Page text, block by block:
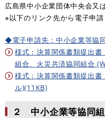
広島県中小企業団体中央会又
※以下のリンク先から電子申請
◆電子申請先：中小企業等協
様式：決算関係書類提出
組合、火災共済協同組合
様式：決算関係書類提出
ル)(11KB)
２ 中小企業等協同